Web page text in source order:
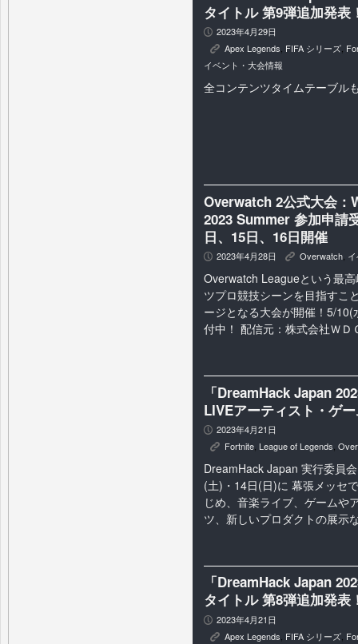
タイトル 第9弾追加発表
P 2023年4月29日
K Apex Legends, FIFA シリーズ,
イベント・大会情報
全コンテンツタイムテーブル
Overwatch 2公式大会
2023 Summer 参加申請
日、15日、16日開催
P 2023年4月28日 K Overwatch
Overwatch Leagueという最
ツプロ競技シーンを目指すこ
ージとなる大会が開催！5/
付中！ 配信元：株式会社Ｗ
「DreamHack Japan
LIVEアーティスト・ゲ
P 2023年4月21日
K Fortnite League of Legends
DreamHack Japan 実行委員
(土)・14日(日)に 幕張メッセ
じめ、音楽ライブ、ゲームや
ツ、新しいプロダクトの展示
「DreamHack Japan
タイトル 第8弾追加発表
P 2023年4月21日
K Apex Legends FIFA シリーズ